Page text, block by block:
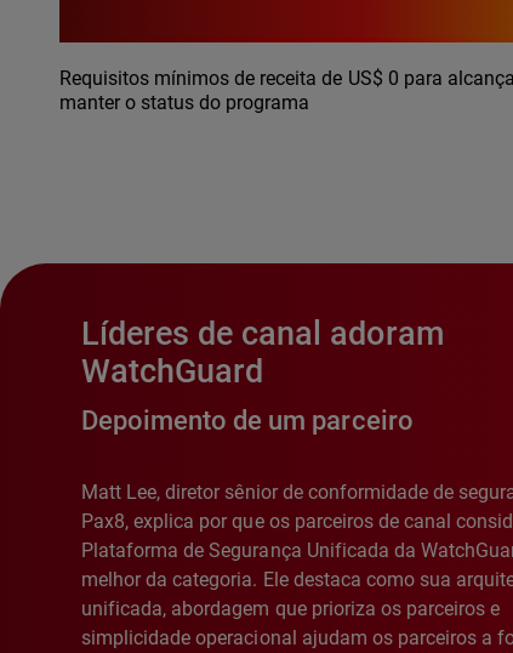
Requisitos mínimos de receita de US$ 0 para
manter o status do programa
Líderes de canal adoram
WatchGuard
Depoimento de um parceiro
Matt Lee, diretor sênior de conformidade de
Pax8, explica por que os parceiros de canal
Plataforma de Segurança Unificada da
melhor da categoria. Ele destaca como sua
unificada, abordagem que prioriza os parceiros e
simplicidade operacional ajudam os parceiros a